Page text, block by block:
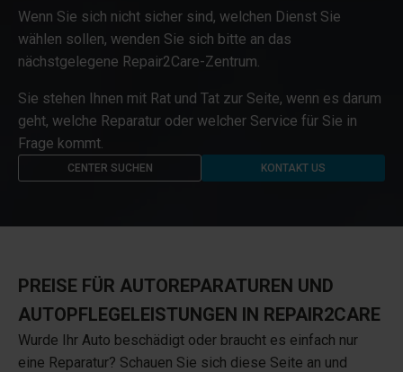
Wenn Sie sich nicht sicher sind, welchen Dienst Sie
wählen sollen, wenden Sie sich bitte an das
nächstgelegene Repair2Care-Zentrum.
Sie stehen Ihnen mit Rat und Tat zur Seite, wenn es darum
geht, welche Reparatur oder welcher Service für Sie in
Frage kommt.
CENTER SUCHEN KONTAKT US
PREISE FÜR AUTOREPARATUREN UND
AUTOPFLEGELEISTUNGEN IN REPAIR2CARE
Wurde Ihr Auto beschädigt oder braucht es einfach nur
eine Reparatur? Schauen Sie sich diese Seite an und